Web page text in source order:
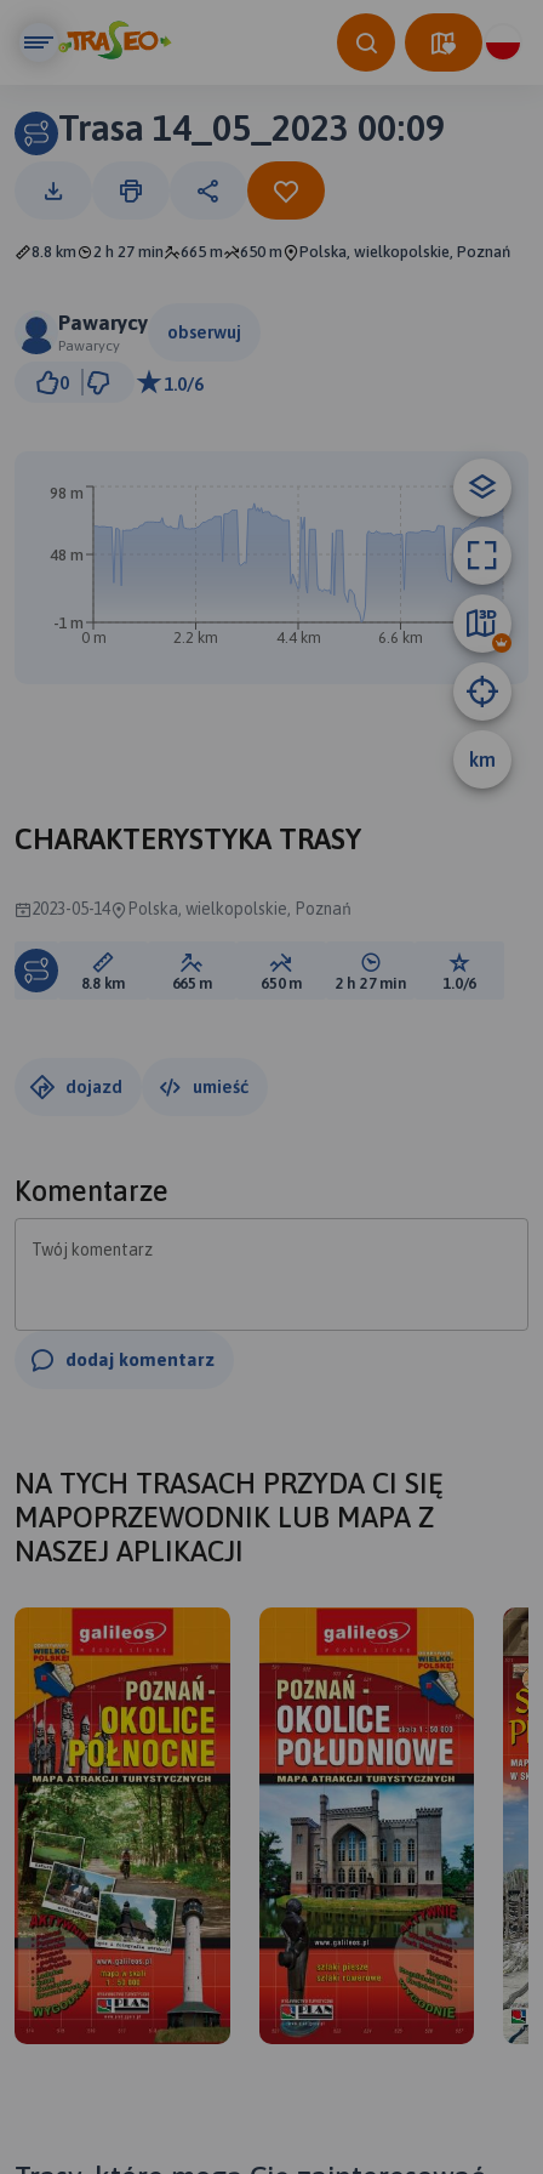
Trasa 14_05_2023 00:09
8.8 km 2 h 27 min 665 m 650 m Polska, wielkopolskie, Poznań
Pawarycy
Pawarycy
obserwuj
0 1.0/6
km
0 m 2.2 km 4.4 km 6.6 km 8.8 km
-1 m
48 m
98 m
CHARAKTERYSTYKA TRASY
2023-05-14 Polska, wielkopolskie, Poznań
Długość trasy:
8.8 km Suma przewyższeń:
665 m Suma spadków:
650 m Średni czas potrzebny
2 h 27 min Ocena
1.0/6
dojazd umieść
Komentarze
Twój komentarz
dodaj komentarz
NA TYCH TRASACH PRZYDA CI SIĘ
MAPOPRZEWODNIK LUB MAPA Z
NASZEJ APLIKACJI